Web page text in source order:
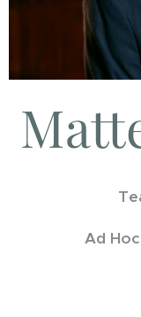
Ad